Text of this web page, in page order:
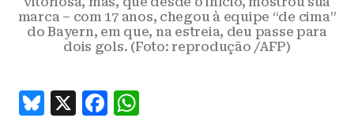
marca – com 17 anos, chegou à equipe “de cima”
do Bayern, em que, na estreia, deu passe para
dois gols. (Foto: reprodução /AFP)
B
X
F